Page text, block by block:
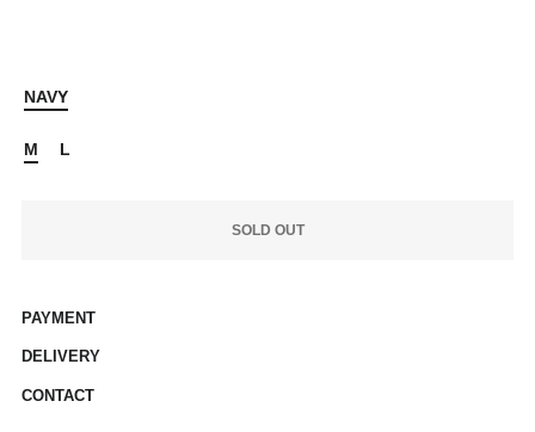
NAVY
M L
SOLD OUT
PAYMENT
DELIVERY
CONTACT